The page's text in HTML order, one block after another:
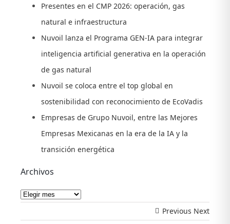
Previous Next
Presentes en el CMP 2026: operación, gas
natural e infraestructura
Nuvoil lanza el Programa GEN-IA para integrar
inteligencia artificial generativa en la operación
de gas natural
Nuvoil se coloca entre el top global en
sostenibilidad con reconocimiento de EcoVadis
Empresas de Grupo Nuvoil, entre las Mejores
Empresas Mexicanas en la era de la IA y la
transición energética
Archivos
Archivos